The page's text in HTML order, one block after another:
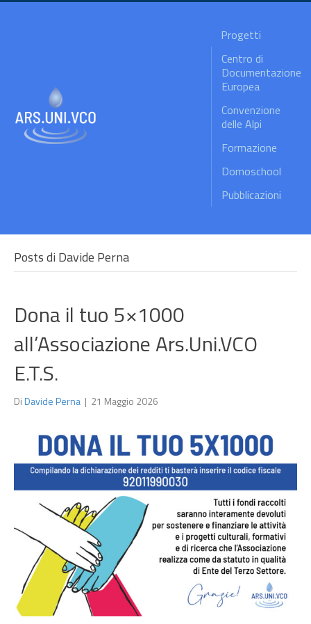
Progetti
Centro di
Documentazione
Europea
Convenzione
delle Alpi
Formazione
Domoschool
Pubblicazioni
Posts di Davide Perna
Dona il tuo 5×1000
all’Associazione Ars.Uni.VCO
E.T.S.
DiDavide Perna | 21 Maggio 2026